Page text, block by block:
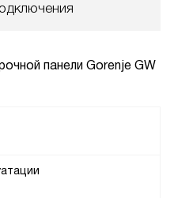
панели Gorenje GW